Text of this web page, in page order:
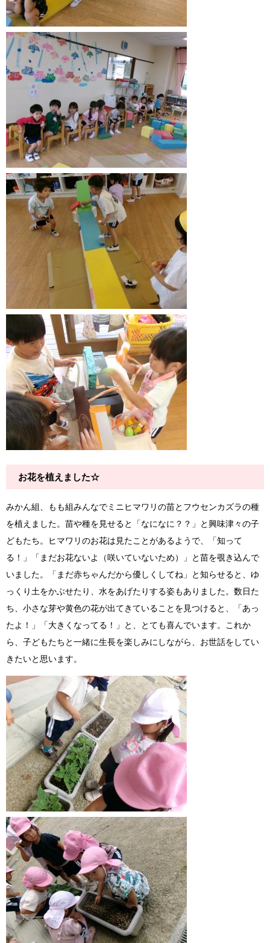
お花を植えました☆
みかん組、もも組みんなでミニヒマワリの苗とフウセンカズラの種
を植えました。苗や種を見せると「なになに？？」と興味津々の子
どもたち。ヒマワリのお花は見たことがあるようで、「知って
る！」「まだお花ないよ（咲いていないため）」と苗を覗き込んで
いました。「まだ赤ちゃんだから優しくしてね」と知らせると、ゆ
っくり土をかぶせたり、水をあげたりする姿もありました。数日た
ち、小さな芽や黄色の花が出てきていることを見つけると、「あっ
たよ！」「大きくなってる！」と、とても喜んでいます。これか
ら、子どもたちと一緒に生長を楽しみにしながら、お世話をしてい
きたいと思います。